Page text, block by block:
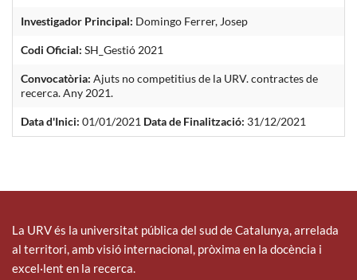
Investigador Principal: Domingo Ferrer, Josep
Codi Oficial: SH_Gestió 2021
Convocatòria: Ajuts no competitius de la URV. contractes de
recerca. Any 2021.
Data d'Inici: 01/01/2021 Data de Finalització: 31/12/2021
La URV és la universitat pública del sud de Catalunya, arrelada
al territori, amb visió internacional, pròxima en la docència i
excel·lent en la recerca.